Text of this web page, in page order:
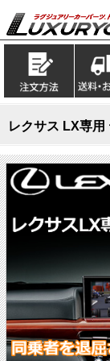
レクサス LX専用